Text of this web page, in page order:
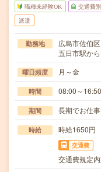
職種未経験OK 交通費
派遣
勤務地
広島市佐伯区
五日市駅か
曜日頻度 月～金
時間 08:00～16:50
期間 長期でお仕
時給 時給1650円
交通費
交通費規定